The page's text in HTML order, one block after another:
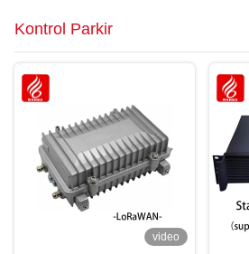
Kontrol Parkir
video